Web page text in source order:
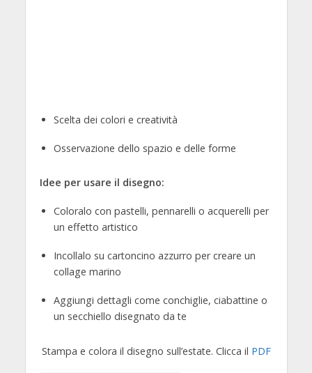
Scelta dei colori e creatività
Osservazione dello spazio e delle forme
Idee per usare il disegno:
Coloralo con pastelli, pennarelli o acquerelli per
un effetto artistico
Incollalo su cartoncino azzurro per creare un
collage marino
Aggiungi dettagli come conchiglie, ciabattine o
un secchiello disegnato da te
Stampa e colora il disegno sull’estate. Clicca il PDF